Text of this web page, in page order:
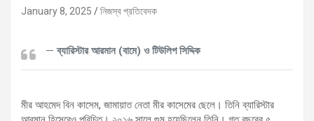
January 8, 2025 নিজস্ব প্রতিবেদক
ব্যারিস্টার আরমান (বামে) ও টিউলিপ সিদ্দিক
মীর আহমেদ বিন কাসেম, জামায়াত নেতা মীর কাসেমের ছেলে। তিনি ব্যারিস্টার